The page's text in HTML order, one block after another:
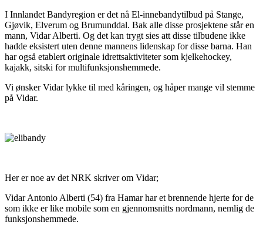
I Innlandet Bandyregion er det nå El-innebandytilbud på Stange,
Gjøvik, Elverum og Brumunddal. Bak alle disse prosjektene står en
mann, Vidar Alberti. Og det kan trygt sies att disse tilbudene ikke
hadde eksistert uten denne mannens lidenskap for disse barna. Han
har også etablert originale idrettsaktiviteter som kjelkehockey,
kajakk, sitski for multifunksjonshemmede.
Vi ønsker Vidar lykke til med kåringen, og håper mange vil stemme
på Vidar.
Her er noe av det NRK skriver om Vidar;
Vidar Antonio Alberti (54) fra Hamar har et brennende hjerte for de
som ikke er like mobile som en gjennomsnitts nordmann, nemlig de
funksjonshemmede.